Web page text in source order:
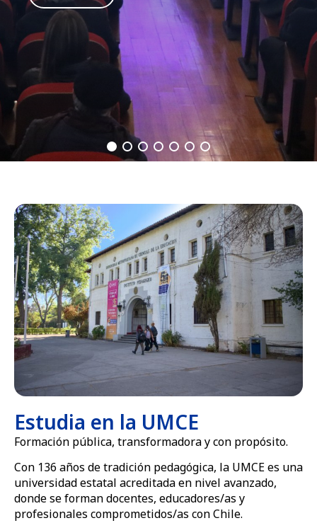
Estudia en la UMCE
Formación pública, transformadora y con propósito.
Con 136 años de tradición pedagógica, la UMCE es una
universidad estatal acreditada en nivel avanzado,
donde se forman docentes, educadores/as y
profesionales comprometidos/as con Chile.